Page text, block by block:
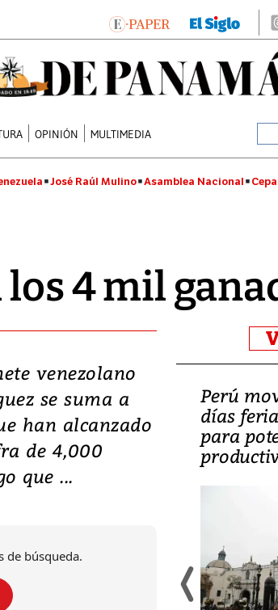
OPINIÓN MULTIMEDIA
José Raúl Mulino Asamblea Nacional
4 mil
venezolano
se suma a
han alcanzado
de 4,000
que ...
de búsqueda.
lanza su
con
de inversión
educación y
raras
Perú
días
para